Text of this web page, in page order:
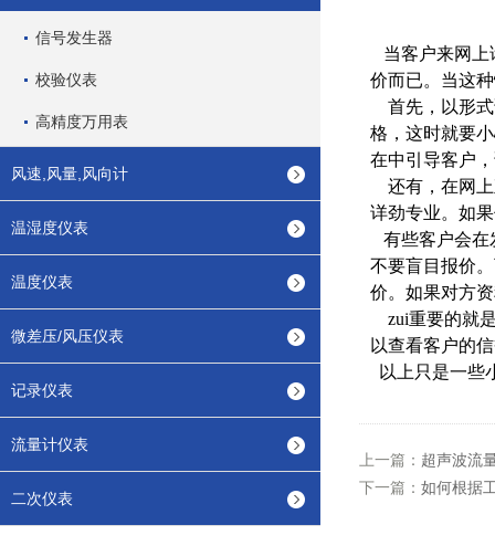
信号发生器
校验仪表
高精度万用表
风速,风量,风向计
温湿度仪表
温度仪表
微差压/风压仪表
记录仪表
流量计仪表
二次仪表
当客户来网上
价而已。当这
首先，以形式
格，这时就要
在中引导客户
还有，在网上
详劲专业。如
有些客户会在
不要盲目报价
价。如果对方
zui重要的就
以查看客户的
以上只是一些
上一篇： 超声波流
下一篇： 如何根据